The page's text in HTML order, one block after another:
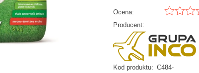
Ocena:
Producent:
Kod produktu: C484-